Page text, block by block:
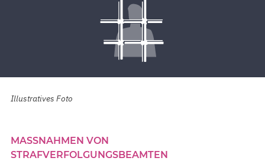
Illustratives Foto
MASSNAHMEN VON S
TRAFVERFOLGUNGSBEAMTEN